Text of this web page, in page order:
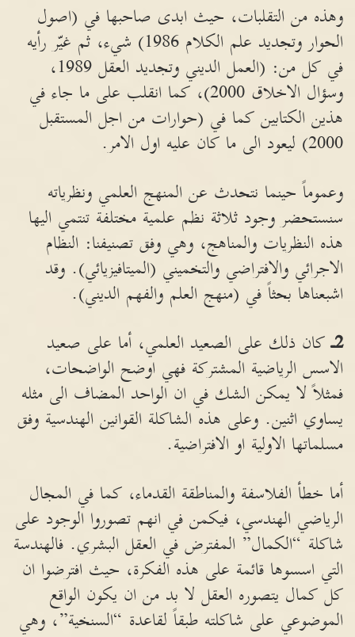
وهذه من التقلبات، حيث ابدى صاحبها في (اصول
الحوار وتجديد علم الكلام 1986) شيء، ثم غيّر رأيه
في كل من: (العمل الديني وتجديد العقل 1989،
وسؤال الاخلاق 2000)، كما انقلب على ما جاء في
هذين الكتابين كما في (حوارات من اجل المستقبل
2000) ليعود الى ما كان عليه اول الامر.
وعموماً حينما نتحدث عن المنهج العلمي ونظرياته
سنستحضر وجود ثلاثة نظم علمية مختلفة تنتمي اليها
هذه النظريات والمناهج، وهي وفق تصنيفنا: النظام
الاجرائي والافتراضي والتخميني (الميتافيزيائي). وقد
اشبعناها بحثاً في (منهج العلم والفهم الديني).
2ـكان ذلك على الصعيد العلمي، أما على صعيد
الاسس الرياضية المشتركة فهي اوضح الواضحات،
فمثلاً لا يمكن الشك في ان الواحد المضاف الى مثله
يساوي اثنين. وعلى هذه الشاكلة القوانين الهندسية وفق
مسلماتها الاولية او الافتراضية.
أما خطأ الفلاسفة والمناطقة القدماء، كما في المجال
الرياضي الهندسي، فيكمن في انهم تصوروا الوجود على
شاكلة “الكمال” المفترض في العقل البشري. فالهندسة
التي اسسوها قائمة على هذه الفكرة، حيث افترضوا ان
كل كمال يتصوره العقل لا بد من ان يكون الواقع
الموضوعي على شاكلته طبقاً لقاعدة “السنخية”، وهي